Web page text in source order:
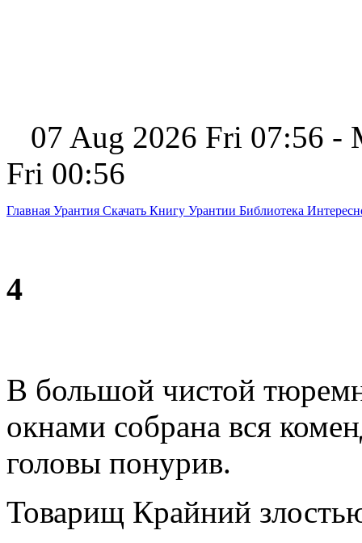
07 Aug 2026 Fri 07:56 -
Fri 00:56
Главная Урантия Скачать Книгу Урантии Библиотека
4
В большой чистой
окнами собрана вся
головы понурив.
Товарищ Крайний